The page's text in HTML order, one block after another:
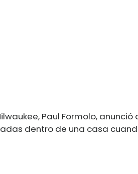
Paul Formolo,
dentro de una casa